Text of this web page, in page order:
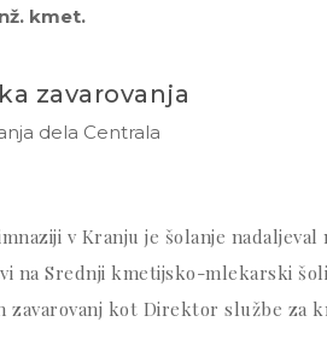
kmet.
zavarovanja
dela Centrala
v Kranju je šolanje
na Srednji kmetijsko-mlekarski
kot Direktor službe za